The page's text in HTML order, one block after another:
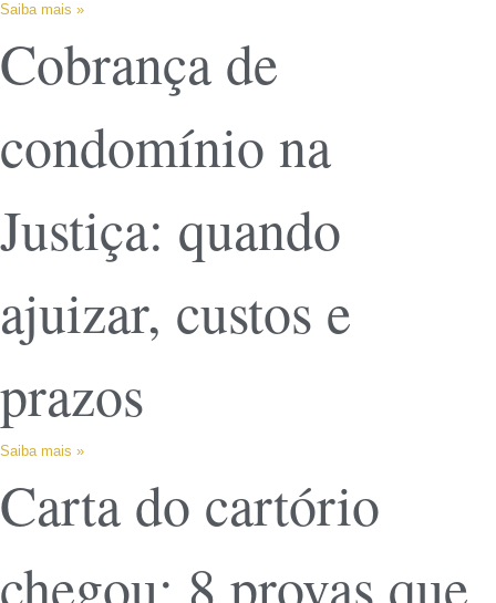
Saiba mais »
Cobrança de
condomínio na
Justiça: quando
ajuizar, custos e
prazos
Saiba mais »
Carta do cartório
chegou: 8 provas que